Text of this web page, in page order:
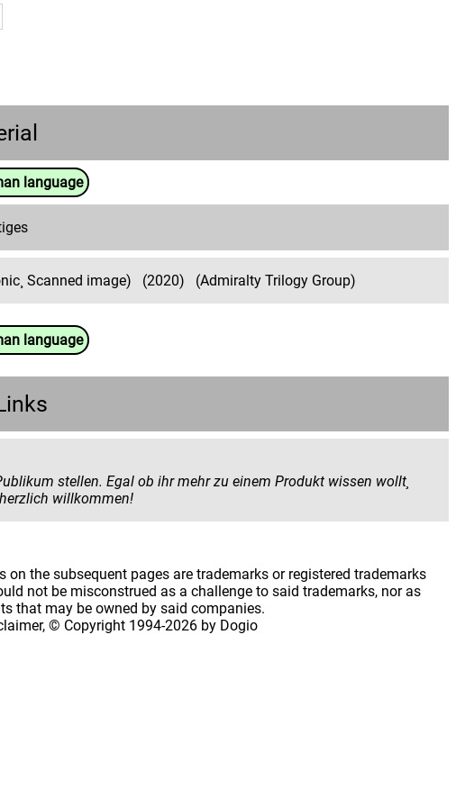
language
Scanned image) (2020) (Admiralty Trilogy Group)
language
zu einem Produkt wissen wollt¸
einen Ratschlag zum Spielen sucht... oder geben wollt. Hier seid ihr herzlich willkommen!
the subsequent pages are trademarks or registered trademarks
not be misconstrued as a challenge to said trademarks, nor as
that may be owned by said companies.
© Copyright 1994-2026 by Dogio